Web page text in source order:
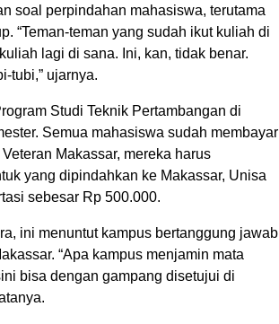
soal perpindahan mahasiswa, terutama
“Teman-teman yang sudah ikut kuliah di
lagi di sana. Ini, kan, tidak benar.
tubi,” ujarnya.
Studi Teknik Pertambangan di
Semua mahasiswa sudah membayar
Makassar, mereka harus
yang dipindahkan ke Makassar, Unisa
sebesar Rp 500.000.
ini menuntut kampus bertanggung jawab
“Apa kampus menjamin mata
bisa dengan gampang disetujui di